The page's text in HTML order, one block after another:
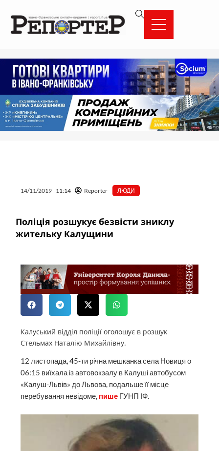
вмісту
14/11/2019 11:14 Reporter ЛЮДИ
Поліція розшукує безвісти зниклу
жительку Калущини
Калуський відділ поліції оголошує в розшук
Стельмах Наталію Михайлівну.
12 листопада, 45-ти річна мешканка села Новиця о
06:15 виїхала із автовокзалу в Калуші автобусом
«Калуш-Львів» до Львова, подальше її місце
перебування невідоме, пише ГУНП ІФ.